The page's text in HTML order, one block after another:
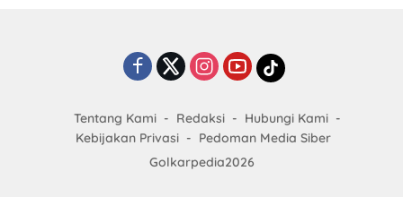
Tentang Kami Redaksi
Hubungi Kami
Kebijakan Privasi
Pedoman Media Siber
Golkarpedia2026